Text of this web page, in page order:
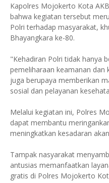
Kapolres Mojokerto Kota
bahwa kegiatan tersebut
Polri terhadap masyarakat,
Bhayangkara ke-80.
"Kehadiran Polri tidak hanya
pemeliharaan keamanan
juga berupaya memberikan
sosial dan pelayanan
Melalui kegiatan ini, Polres
dapat membantu
meningkatkan kesadaran
Tampak nasyarakat
antusias memanfaatkan
gratis di Polres Mojokerto